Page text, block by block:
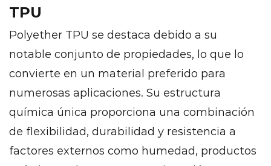
TPU
Polyether TPU se destaca debido a su
notable conjunto de propiedades, lo que lo
convierte en un material preferido para
numerosas aplicaciones. Su estructura
química única proporciona una combinación
de flexibilidad, durabilidad y resistencia a
factores externos como humedad, productos